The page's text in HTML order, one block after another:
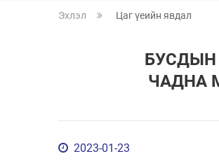
Эхлэл Цаг үеийн явдал
БУСДЫН
ЧАДНА
2023-01-23